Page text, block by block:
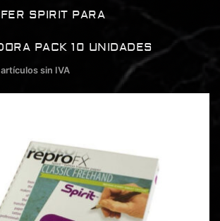
SPIRIT PARA
PACK 10 UNIDADES
sin IVA